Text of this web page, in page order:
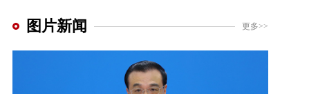
图片新闻 更多>>